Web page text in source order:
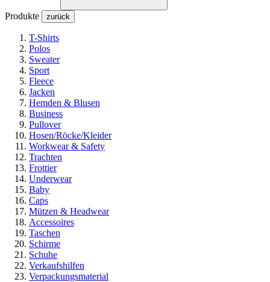
Produkte zurück
T-Shirts
Polos
Sweater
Sport
Fleece
Jacken
Hemden & Blusen
Business
Pullover
Hosen/Röcke/Kleider
Workwear & Safety
Trachten
Frottier
Underwear
Baby
Caps
Mützen & Headwear
Accessoires
Taschen
Schirme
Schuhe
Verkaufshilfen
Verpackungsmaterial